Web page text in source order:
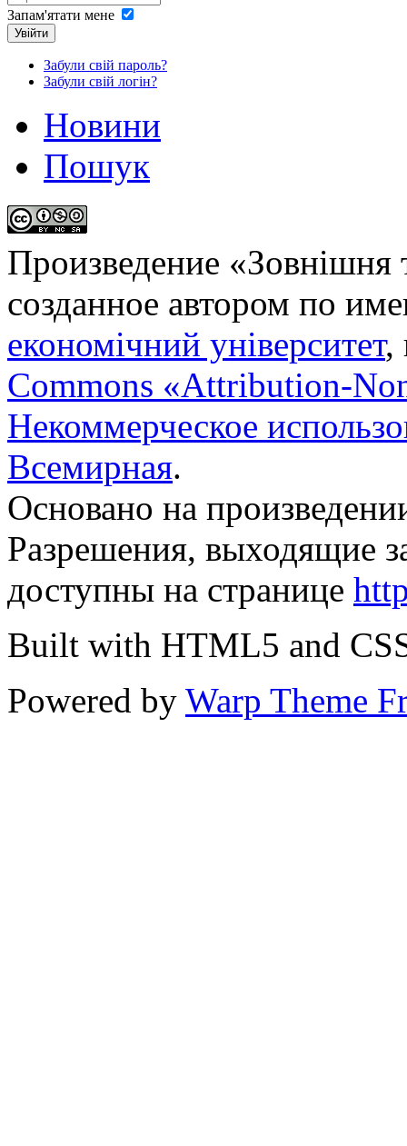
Запам'ятати мене
Увійти
Забули свій пароль?
Забули свій логін?
Новини
Пошук
Произведение «Зовнішня
созданное автором по
економічний університет,
Commons «Attribution-
Некоммерческое
Всемирная.
Основано на
Разрешения, выходящие
доступны на странице
Built with HTML5 and
Powered by Warp Theme